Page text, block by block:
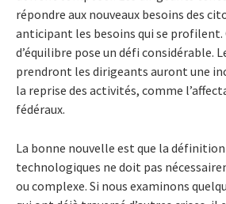
répondre aux nouveaux besoins des
anticipant les besoins qui se profilent.
d’équilibre pose un défi considérable.
prendront les dirigeants auront une
la reprise des activités, comme
fédéraux.
La bonne nouvelle est que la définition
technologiques ne doit pas
ou complexe. Si nous examinons